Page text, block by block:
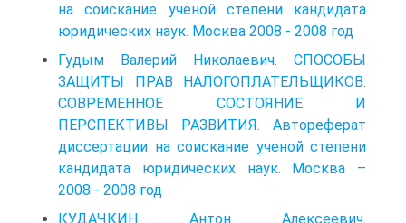
на соискание ученой степени кандидата
юридических наук. Москва 2008 - 2008 год
Гудым Валерий Николаевич. СПОСОБЫ
ЗАЩИТЫ ПРАВ НАЛОГОПЛАТЕЛЬЩИКОВ:
СОВРЕМЕННОЕ СОСТОЯНИЕ И
ПЕРСПЕКТИВЫ РАЗВИТИЯ. Автореферат
диссертации на соискание ученой степени
кандидата юридических наук. Москва –
2008 - 2008 год
КУДАЧКИН Антон Алексеевич.